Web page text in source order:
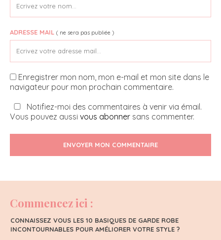
ADRESSE MAIL ( ne sera pas publiée )
Enregistrer mon nom, mon e-mail et mon site dans le
navigateur pour mon prochain commentaire.
Notifiez-moi des commentaires à venir via émail.
Vous pouvez aussi vous abonner sans commenter.
ENVOYER MON COMMENTAIRE
Commencez ici :
CONNAISSEZ VOUS LES 10 BASIQUES DE GARDE ROBE
INCONTOURNABLES POUR AMÉLIORER VOTRE STYLE ?